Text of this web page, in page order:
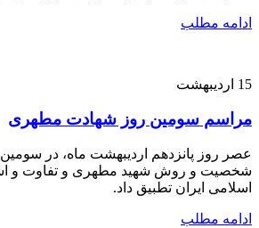
ادامه مطلب
15 اردیبهشت
مراسم سومین روز شهادت مطهری
عصر روز پانزدهم اردیبهشت ماه، در
شخصیت و روش شهید مطهری و تفاوت و
اسلامی ایران تطبیق داد.
ادامه مطلب